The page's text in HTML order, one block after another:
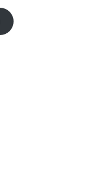
1,350.00грн.
–